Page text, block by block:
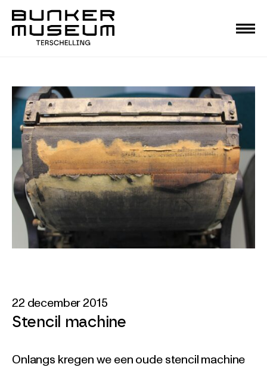
22 december 2015
Stencil machine
Onlangs kregen we een oude stencil machine